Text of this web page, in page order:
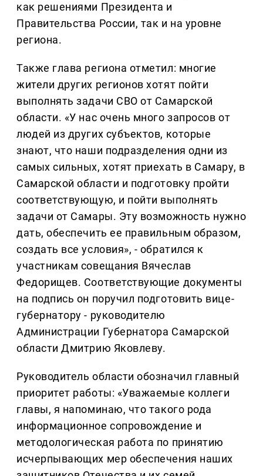
как решениями Президента и
Правительства России, так и на уровне
региона.
Также глава региона отметил: многие
жители других регионов хотят пойти
выполнять задачи СВО от Самарской
области. «У нас очень много запросов от
людей из других субъектов, которые
знают, что наши подразделения одни из
самых сильных, хотят приехать в Самару, в
Самарской области и подготовку пройти
соответствующую, и пойти выполнять
задачи от Самары. Эту возможность нужно
дать, обеспечить ее правильным образом,
создать все условия», - обратился к
участникам совещания Вячеслав
Федорищев. Соответствующие документы
на подпись он поручил подготовить вице-
губернатору - руководителю
Администрации Губернатора Самарской
области Дмитрию Яковлеву.
Руководитель области обозначил главный
приоритет работы: «Уважаемые коллеги
главы, я напоминаю, что такого рода
информационное сопровождение и
методологическая работа по принятию
исчерпывающих мер обеспечения наших